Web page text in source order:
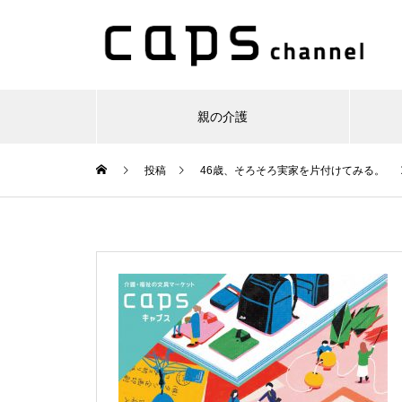
親の介護
投稿 46歳、そろそろ実家を片付けてみる。